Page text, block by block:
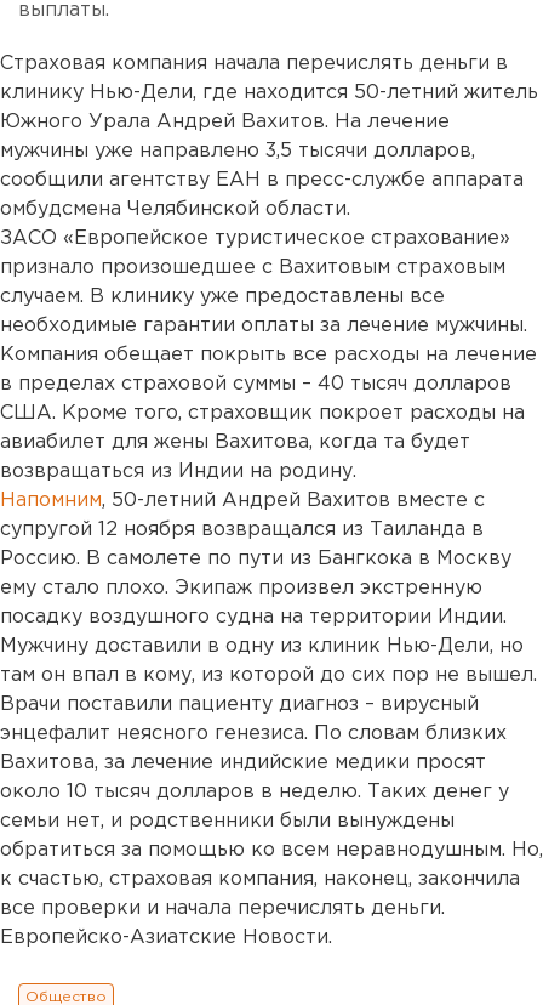
выплаты.
Страховая компания начала перечислять деньги в
клинику Нью-Дели, где находится 50-летний житель
Южного Урала Андрей Вахитов. На лечение
мужчины уже направлено 3,5 тысячи долларов,
сообщили агентству ЕАН в пресс-службе аппарата
омбудсмена Челябинской области.
ЗАСО «Европейское туристическое страхование»
признало произошедшее с Вахитовым страховым
случаем. В клинику уже предоставлены все
необходимые гарантии оплаты за лечение мужчины.
Компания обещает покрыть все расходы на лечение
в пределах страховой суммы – 40 тысяч долларов
США. Кроме того, страховщик покроет расходы на
авиабилет для жены Вахитова, когда та будет
возвращаться из Индии на родину.
Напомним, 50-летний Андрей Вахитов вместе с
супругой 12 ноября возвращался из Таиланда в
Россию. В самолете по пути из Бангкока в Москву
ему стало плохо. Экипаж произвел экстренную
посадку воздушного судна на территории Индии.
Мужчину доставили в одну из клиник Нью-Дели, но
там он впал в кому, из которой до сих пор не вышел.
Врачи поставили пациенту диагноз – вирусный
энцефалит неясного генезиса. По словам близких
Вахитова, за лечение индийские медики просят
около 10 тысяч долларов в неделю. Таких денег у
семьи нет, и родственники были вынуждены
обратиться за помощью ко всем неравнодушным. Но,
к счастью, страховая компания, наконец, закончила
все проверки и начала перечислять деньги.
Европейско-Азиатские Новости.
Общество